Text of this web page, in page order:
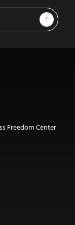
Sign Up
Freedom Center